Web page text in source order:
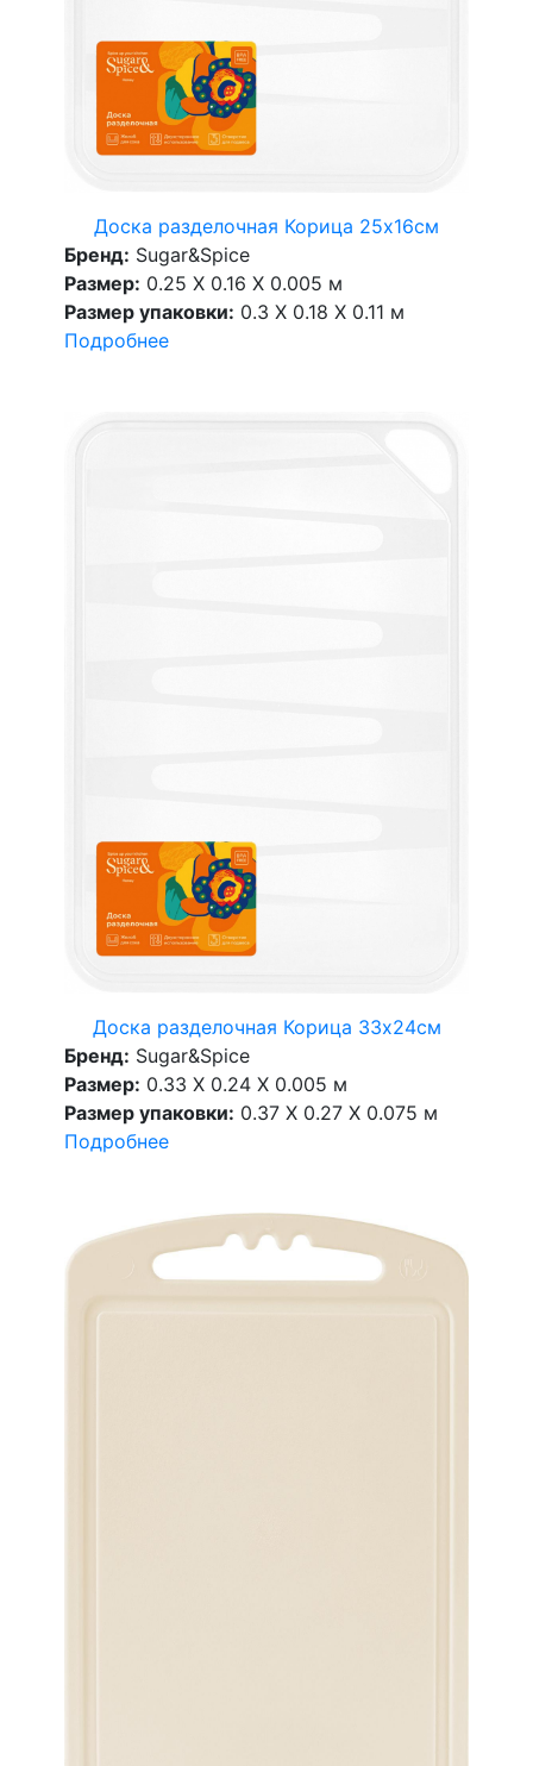
Доска разделочная Корица 25х16см
Бренд: Sugar&Spice
Размер: 0.25 X 0.16 X 0.005 м
Размер упаковки: 0.3 X 0.18 X 0.11 м
Подробнее
Доска разделочная Корица 33х24см
Бренд: Sugar&Spice
Размер: 0.33 X 0.24 X 0.005 м
Размер упаковки: 0.37 X 0.27 X 0.075 м
Подробнее